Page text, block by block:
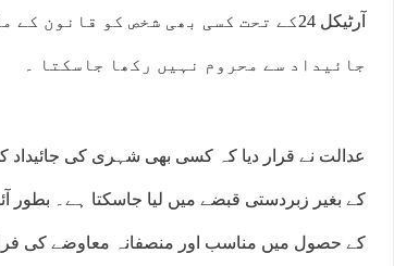
آرٹیکل 24کے تحت کسی بھی شخص کو
جائیداد سے محروم نہیں رکھا جاسکتا ۔
عدالت نے قرار دیا کہ کسی بھی شہری کی جائیداد
کے بغیر زبردستی قبضے میں لیا جاسکتا ہے۔ بطور
کے حصول میں مناسب اور منصفانہ معاوضے کی